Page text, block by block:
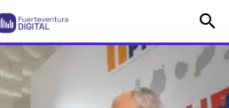
search